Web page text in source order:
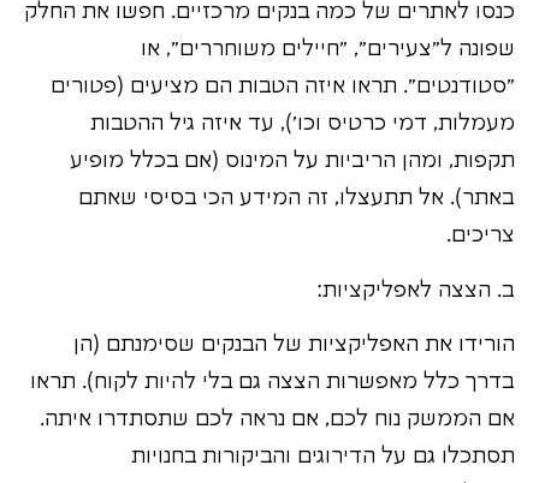
כנסו לאתרים של כמה בנקים מרכזיים. חפשו את החלק
שפונה ל"צעירים", "חיילים משוחררים", או
"סטודנטים". תראו איזה הטבות הם מציעים (פטורים
מעמלות, דמי כרטיס וכו'), עד איזה גיל ההטבות
תקפות, ומהן הריביות על המינוס (אם בכלל מופיע
באתר). אל תתעצלו, זה המידע הכי בסיסי שאתם
צריכים.
ב. הצצה לאפליקציות:
הורידו את האפליקציות של הבנקים שסימנתם (הן
בדרך כלל מאפשרות הצצה גם בלי להיות לקוח). תראו
אם הממשק נוח לכם, אם נראה לכם שתסתדרו איתה.
תסתכלו גם על הדירוגים והביקורות בחנויות